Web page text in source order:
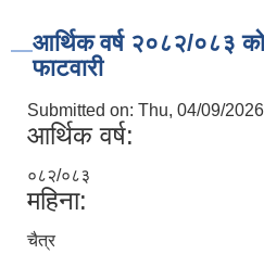
आर्थिक वर्ष २०८२/०८३
फाटवारी
Submitted on: Thu, 04/09/
आर्थिक वर्ष:
०८२/०८३
महिना:
चैत्र